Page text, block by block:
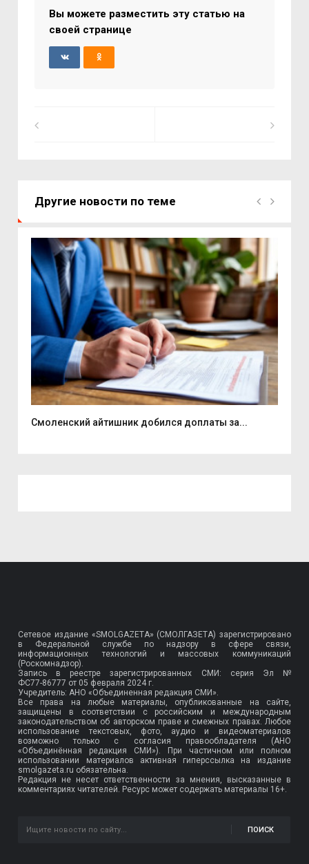
Вы можете разместить эту статью на
своей странице
Другие новости по теме
Смоленский айтишник добился доплаты за...
Сетевое издание «SMOLGAZETA» (СМОЛГАЗЕТА) зарегистрировано
в Федеральной службе по надзору в сфере связи,
информационных технологий и массовых коммуникаций
(Роскомнадзор).
Запись в реестре зарегистрированных СМИ: серия Эл №
ФС77-86777 от 05 февраля 2024 г.
Учредитель: АНО «Объединенная редакция СМИ».
Все права на любые материалы, опубликованные на сайте,
защищены в соответствии с российским и международным
законодательством об авторском праве и смежных правах. Любое
использование текстовых, фото, аудио и видеоматериалов
возможно только с согласия правообладателя (АНО
«Объединённая редакция СМИ»). При частичном или полном
использовании материалов активная гиперссылка на издание
smolgazeta.ru обязательна.
Редакция не несет ответственности за мнения, высказанные в
комментариях читателей. Ресурс может содержать материалы 16+.
ПОИСК